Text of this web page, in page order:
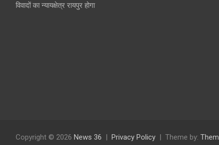
विवादों का न्यायक्षेत्र रायपुर होगा
Copyright © 2026 News 36 Privacy Policy Theme by: